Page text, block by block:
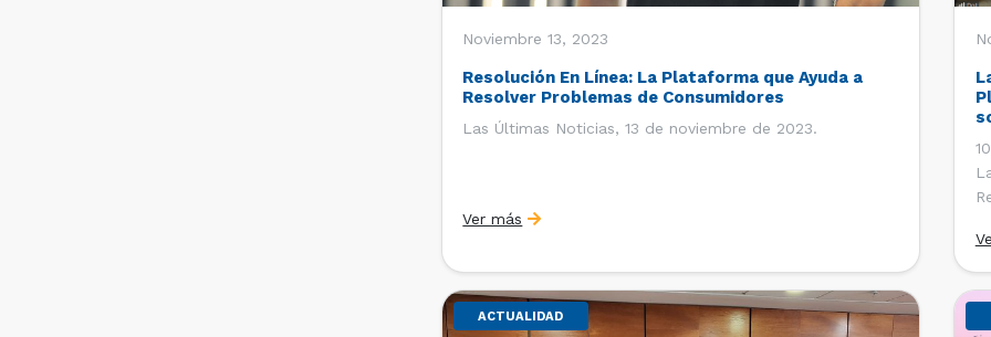
Noviembre 13, 2023
Resolución En Línea: La Plataforma que Ayuda a
Resolver Problemas de Consumidores
Las Últimas Noticias, 13 de noviembre de 2023.
Ver más
ACTUALIDAD